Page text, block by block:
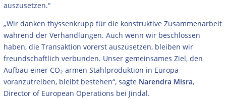
auszusetzen.“
„Wir danken thyssenkrupp für die konstruktive Zusammenarbeit
während der Verhandlungen. Auch wenn wir beschlossen
haben, die Transaktion vorerst auszusetzen, bleiben wir
freundschaftlich verbunden. Unser gemeinsames Ziel, den
Aufbau einer CO₂-armen Stahlproduktion in Europa
voranzutreiben, bleibt bestehen“, sagte Narendra Misra,
Director of European Operations bei Jindal.